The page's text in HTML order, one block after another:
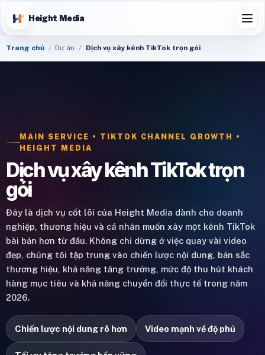
Height Media
Trang chủ Dự án Dịch vụ xây kênh TikTok trọn gói
MAIN SERVICE • TIKTOK CHANNEL GROWTH •
HEIGHT MEDIA
Dịch vụ xây kênh TikTok trọn
gói
Đây là dịch vụ cốt lõi của Height Media dành cho doanh
nghiệp, thương hiệu và cá nhân muốn xây một kênh TikTok
bài bản hơn từ đầu. Không chỉ dừng ở việc quay vài video
đẹp, chúng tôi tập trung vào chiến lược nội dung, bản sắc
thương hiệu, khả năng tăng trưởng, mức độ thu hút khách
hàng mục tiêu và khả năng chuyển đổi thực tế trong năm
2026.
Chiến lược nội dung rõ hơn Video mạnh về độ phủ